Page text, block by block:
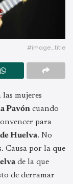
#image_title
mujeres
Pavón cuando
para
Huelva. No
Causa por la que
de la que
de derramar